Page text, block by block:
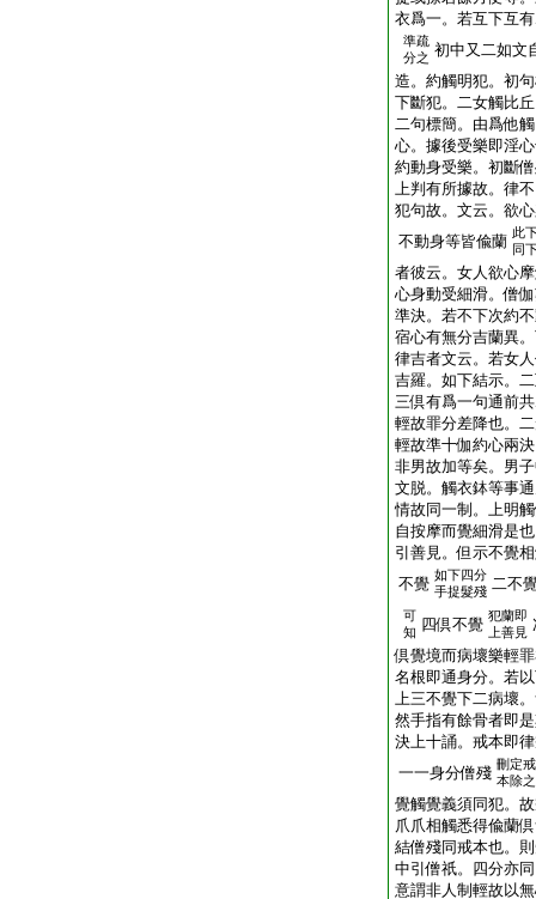
衣爲一。若互下互
準疏
分之 初中又二如文
造。約觸明犯。初
下斷犯。二女觸比
二句標簡。由爲他
心。據後受樂即淫
約動身受樂。初斷
上判有所據故。律
犯句故。文云。欲
不動身等皆偸蘭 此
同
者彼云。女人欲心
心身動受細滑。僧
準決。若不下次約
宿心有無分吉蘭異
律吉者文云。若女
吉羅。如下結示。
三倶有爲一句通前
輕故罪分差降也。
輕故準十伽約心兩
非男故加等矣。男
文脱。觸衣鉢等事
情故同一制。上明
自按摩而覺細滑是
引善見。但示不覺
不覺 如下四分
手捉髮殘 二不
可
知 四倶不覺 犯蘭即
上善見
倶覺境而病壞樂輕
名根即通身分。若
上三不覺下二病壞
然手指有餘骨者即
決上十誦。戒本即
一一身分僧殘 刪定戒
本除之
覺觸覺義須同犯。
爪爪相觸悉得偸蘭
結僧殘同戒本也。
中引僧祇。四分亦
意謂非人制輕故以